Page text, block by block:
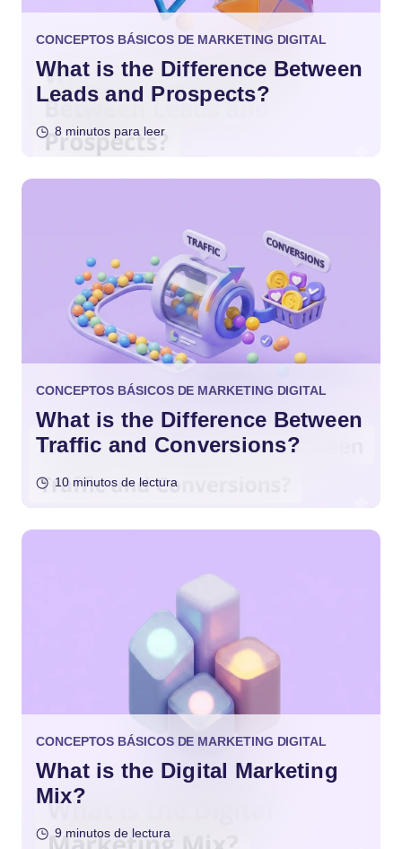
CONCEPTOS BÁSICOS DE MARKETING DIGITAL
What is the Difference Between
Leads and Prospects?
8 minutos para leer
CONCEPTOS BÁSICOS DE MARKETING DIGITAL
What is the Difference Between
Traffic and Conversions?
10 minutos de lectura
CONCEPTOS BÁSICOS DE MARKETING DIGITAL
What is the Digital Marketing
Mix?
9 minutos de lectura